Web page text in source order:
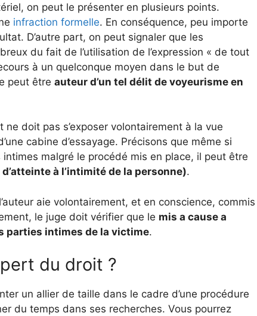
on peut le présenter en plusieurs points.
infraction formelle. En conséquence, peu importe
D’autre part, on peut signaler que les
du fait de l’utilisation de l’expression « de tout
à un quelconque moyen dans le but de
peut être auteur d’un tel délit de voyeurisme en
doit pas s’exposer volontairement à la vue
cabine d’essayage. Précisons que même si
intimes malgré le procédé mis en place, il peut être
à l’intimité de la personne).
aie volontairement, et en conscience, commis
le juge doit vérifier que le mis a cause a
parties intimes de la victime.
du droit ?
un allier de taille dans le cadre d’une procédure
du temps dans ses recherches. Vous pourrez